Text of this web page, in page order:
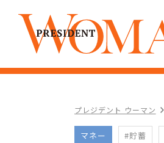
プレジデント ウーマン
マネー #貯蓄